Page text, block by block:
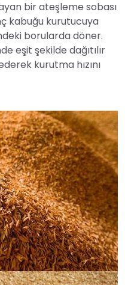
bir ateşleme sobası
kabuğu kurutucuya
borularda döner.
eşit şekilde dağıtılır
kurutma hızını